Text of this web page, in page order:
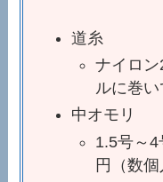
道糸
ナイロ
ルに巻い
中オモリ
1.5号～
円（数個